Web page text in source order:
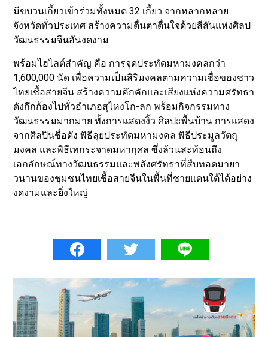
มีขบวนเกี้ยวเข้าร่วมทั้งหมด 32 เกี้ยว จากหลากหลาย
จังหวัดทั่วประเทศ สร้างความตื่นตาตื่นใจด้วยสีสันแห่งศิลป
วัฒนธรรมจีนอันงดงาม
พร้อมไฮไลต์สำคัญ คือ การจุดประทัดมหามงคลกว่า
1,600,000 นัด เพื่อความเป็นสิริมงคลตามความเชื่อของชาว
ไทยเชื้อสายจีน สร้างความคึกคักและเสียงแห่งความศรัทธา
ดังกึกก้องไปทั่วอำเภอสุไหงโก-ลก พร้อมกิจกรรมทาง
วัฒนธรรมมากมาย ทั้งการแสดงงิ้ว ศิลปะพื้นบ้าน การแสดง
จากศิลปินชื่อดัง พิธีลุยประทัดมหามงคล พิธีประมูลวัตถุ
มงคล และพิธีเทกระจาดมหากุศล ซึ่งล้วนสะท้อนถึง
เอกลักษณ์ทางวัฒนธรรมและพลังศรัทธาที่สืบทอดมายา
วนานของชุมชนไทยเชื้อสายจีนในพื้นที่ชายแดนใต้ได้อย่าง
งดงามและยิ่งใหญ่